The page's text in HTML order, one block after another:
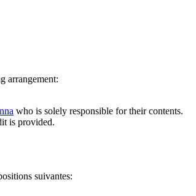
arrangement:
who is solely responsible for their contents.
is provided.
suivantes: